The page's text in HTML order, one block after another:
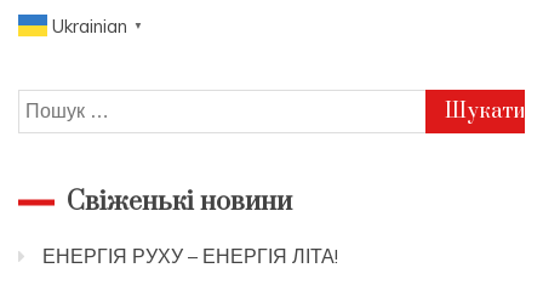
Ukrainian ▼
Пошук:
Свіженькі новини
ЕНЕРГІЯ РУХУ – ЕНЕРГІЯ ЛІТА!